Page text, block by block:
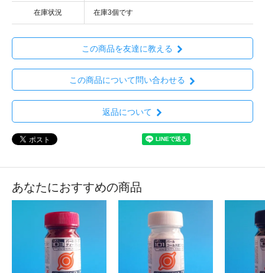
在庫状況 在庫3個です
この商品を友達に教える
この商品について問い合わせる
返品について
あなたにおすすめの商品